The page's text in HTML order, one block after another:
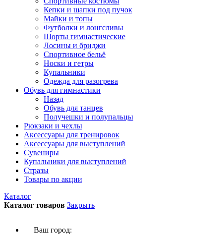
Кепки и шапки под пучок
Майки и топы
Футболки и лонгсливы
Шорты гимнастические
Лосины и бриджи
Спортивное бельё
Носки и гетры
Купальники
Одежда для разогрева
Обувь для гимнастики
Назад
Обувь для танцев
Получешки и полупальцы
Рюкзаки и чехлы
Аксессуары для тренировок
Аксессуары для выступлений
Сувениры
Купальники для выступлений
Стразы
Товары по акции
Каталог
Каталог товаров Закрыть
Ваш город: